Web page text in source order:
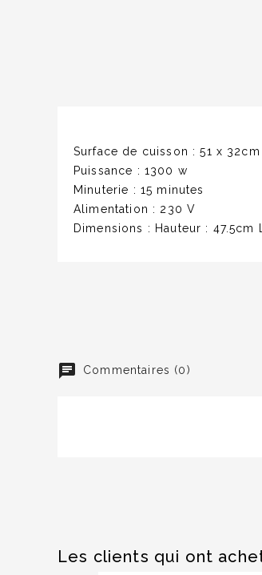
Surface de cuisson : 51 x
Puissance : 1300 w
Minuterie : 15 minutes
Alimentation : 230 V
Dimensions : Hauteur :
Commentaires (0)
Les clients qui ont